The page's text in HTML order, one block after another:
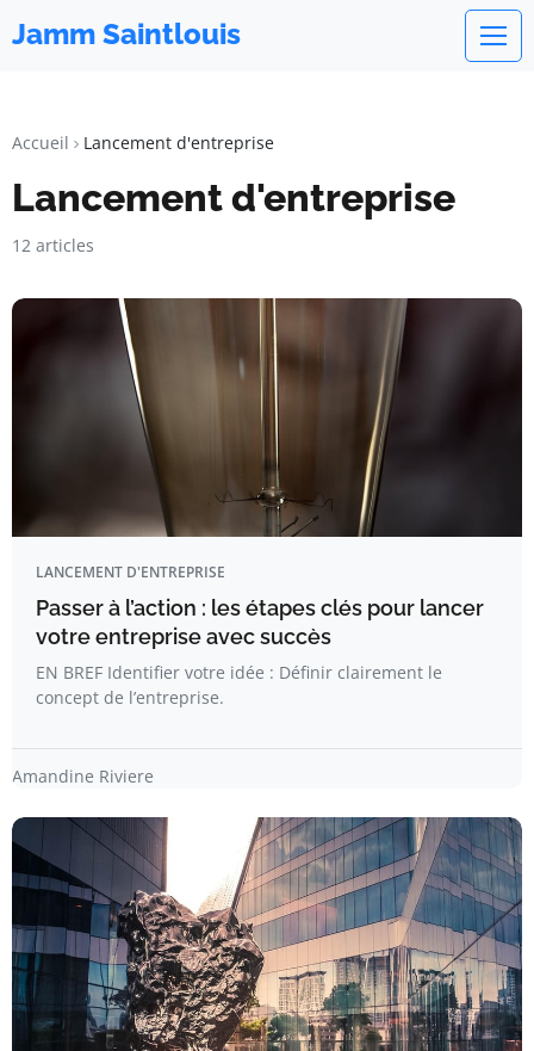
Jamm Saintlouis
Accueil Lancement d'entreprise
Lancement d'entreprise
12 articles
LANCEMENT D'ENTREPRISE
Passer à l’action : les étapes clés pour lancer
votre entreprise avec succès
EN BREF Identifier votre idée : Définir clairement le
concept de l’entreprise.
Amandine Riviere